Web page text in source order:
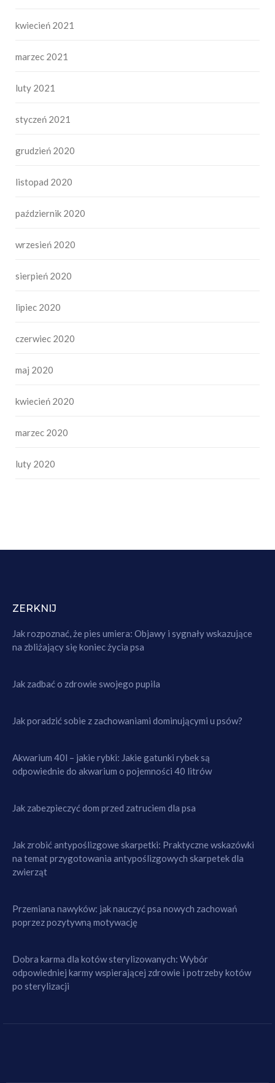
kwiecień 2021
marzec 2021
luty 2021
styczeń 2021
grudzień 2020
listopad 2020
październik 2020
wrzesień 2020
sierpień 2020
lipiec 2020
czerwiec 2020
maj 2020
kwiecień 2020
marzec 2020
luty 2020
ZERKNIJ
Jak rozpoznać, że pies umiera: Objawy i sygnały wskazujące
na zbliżający się koniec życia psa
Jak zadbać o zdrowie swojego pupila
Jak poradzić sobie z zachowaniami dominującymi u psów?
Akwarium 40l – jakie rybki: Jakie gatunki rybek są
odpowiednie do akwarium o pojemności 40 litrów
Jak zabezpieczyć dom przed zatruciem dla psa
Jak zrobić antypoślizgowe skarpetki: Praktyczne wskazówki
na temat przygotowania antypoślizgowych skarpetek dla
zwierząt
Przemiana nawyków: jak nauczyć psa nowych zachowań
poprzez pozytywną motywację
Dobra karma dla kotów sterylizowanych: Wybór
odpowiedniej karmy wspierającej zdrowie i potrzeby kotów
po sterylizacji